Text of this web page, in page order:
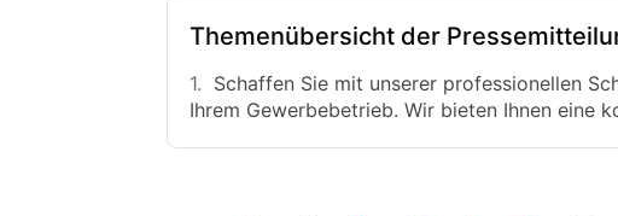
Themenübersicht der
Schaffen Sie mit unserer professionellen
Ihrem Gewerbebetrieb. Wir bieten Ihnen eine